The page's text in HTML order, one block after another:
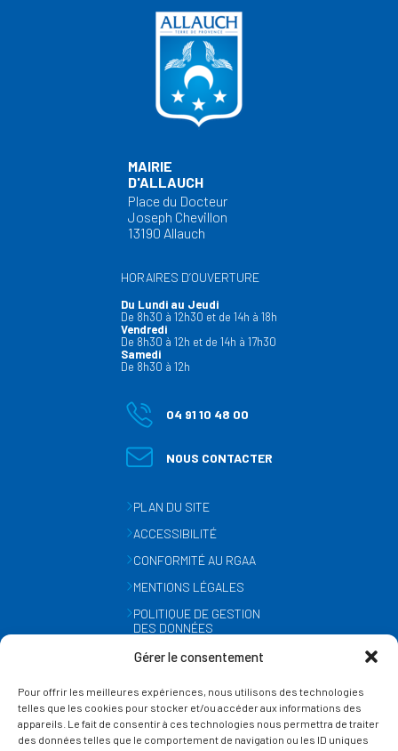
Gérer le consentement
Pour offrir les meilleures expériences, nous utilisons des technologies
telles que les cookies pour stocker et/ou accéder aux informations des
appareils. Le fait de consentir à ces technologies nous permettra de traiter
des données telles que le comportement de navigation ou les ID uniques
MAIRIE
D'ALLAUCH
Place du Docteur
Joseph Chevillon
13190 Allauch
HORAIRES D’OUVERTURE
Du Lundi au Jeudi
De 8h30 à 12h30 et de 14h à 18h
Vendredi
De 8h30 à 12h et de 14h à 17h30
Samedi
De 8h30 à 12h
04 91 10 48 00
NOUS CONTACTER
PLAN DU SITE
ACCESSIBILITÉ
CONFORMITÉ AU RGAA
MENTIONS LÉGALES
POLITIQUE DE GESTION
DES DONNÉES
GESTION DES COOKIES